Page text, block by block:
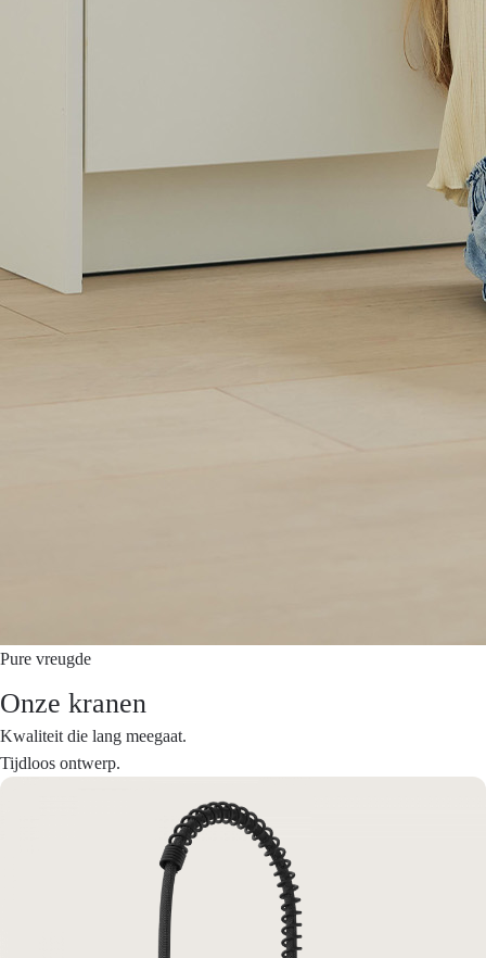
Pure vreugde
Onze kranen
Kwaliteit die lang meegaat.
Tijdloos ontwerp.